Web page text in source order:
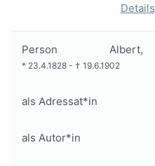
Details
Person Albert,
* 23.4.1828 - † 19.6.1902
als Adressat*in
als Autor*in